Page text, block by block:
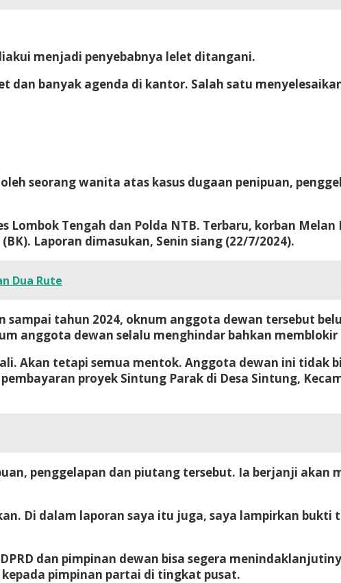
menjadi penyebabnya lelet ditangani.
banyak agenda di kantor. Salah satu menyelesaikan
seorang wanita atas kasus dugaan penipuan,
Tengah dan Polda NTB. Terbaru, korban
Laporan dimasukan, Senin siang (22/7/2024).
Dua Rute
tahun 2024, oknum anggota dewan tersebut
anggota dewan selalu menghindar bahkan
Akan tetapi semua mentok. Anggota dewan ini tidak
proyek Sintung Parak di Desa Sintung,
penggelapan dan piutang tersebut. Ia berjanji akan
Di dalam laporan saya itu juga, saya lampirkan bukti
dan pimpinan dewan bisa segera
pimpinan partai di tingkat pusat.